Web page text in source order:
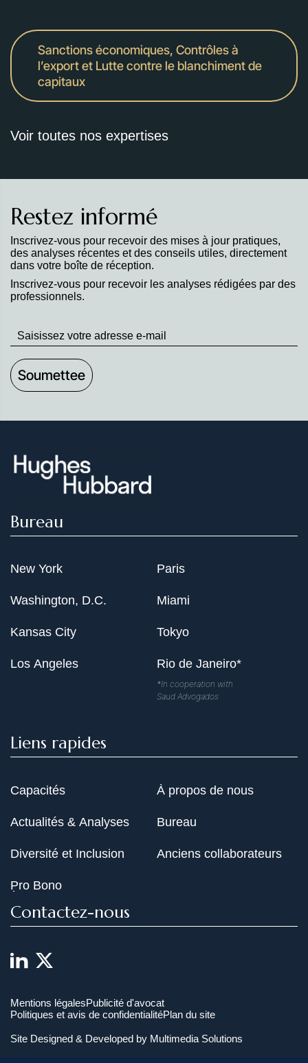
Sanctions économiques, Contrôles à
l’export et Lutte contre le blanchiment de
capitaux
Voir toutes nos expertises
Restez informé
Inscrivez-vous pour recevoir des mises à jour pratiques,
des analyses récentes et des conseils utiles, directement
dans votre boîte de réception.
Inscrivez-vous pour recevoir les analyses rédigées par des
professionnels.
Stay
up
to
Date
Bureau
New York
Washington, D.C.
Kansas City
Los Angeles
Paris
Miami
Tokyo
Rio de Janeiro*
*In cooperation with
Saud Advogados
Liens rapides
Capacités
Actualités & Analyses
Diversité et Inclusion
Pro Bono
À propos de nous
Bureau
Anciens collaborateurs
Contactez-nous
Mentions légalesPublicité d'avocat
Politiques et avis de confidentialitéPlan du site
Site Designed & Developed by Multimedia Solutions